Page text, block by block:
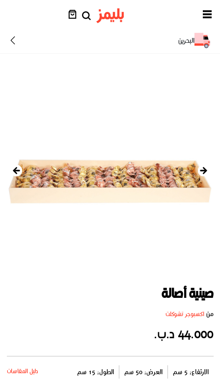
البحرين
صينية أصالة
مناكسبوجر تشوكلت
44.000 د.ب.
الارتفاع: 5 سم العرض: 50 سم الطول: 15 سم دليل المقاسات